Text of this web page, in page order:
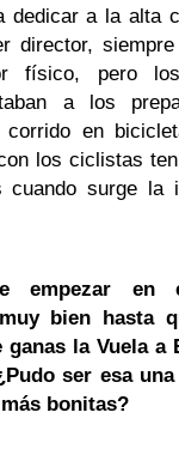
dedicar a la alta
director,
físico, pero
a los
corrido en
los ciclistas
cuando surge la
empezar en
bien hasta
la Vuela a
ser esa
bonitas?